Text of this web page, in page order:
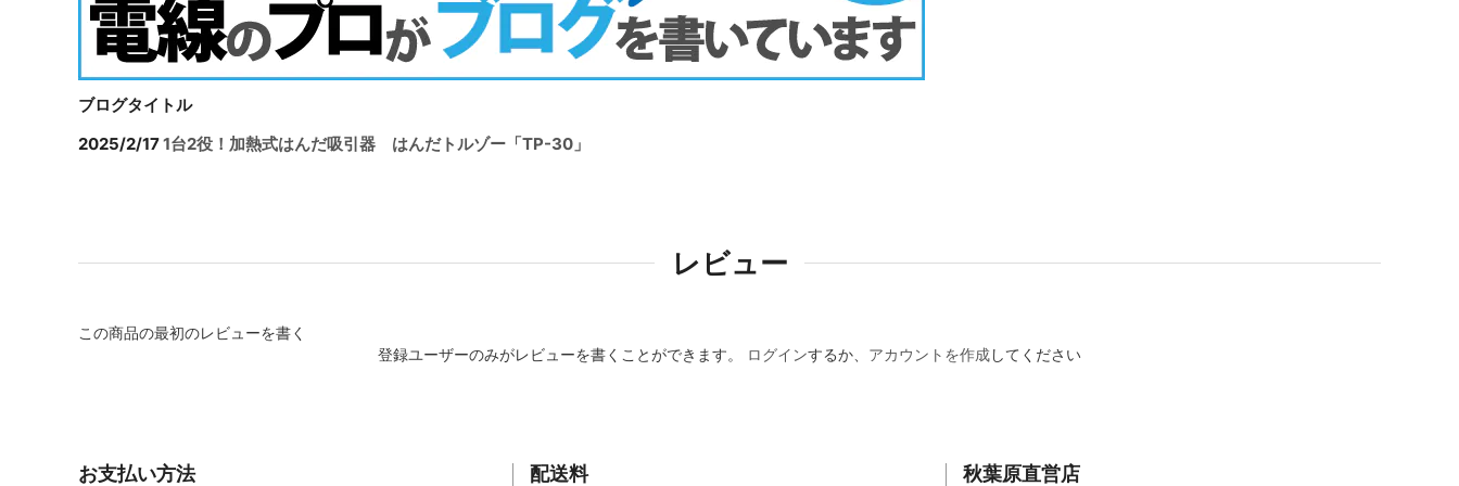
ブログタイトル
2025/2/171台2役！加熱式はんだ吸引器 はんだトルゾー「TP-30」
レビュー
この商品の最初のレビューを書く
登録ユーザーのみがレビューを書くことができます。
ログインするか、 アカウントを作成してください
お支払い方法 配送料 秋葉原直営店